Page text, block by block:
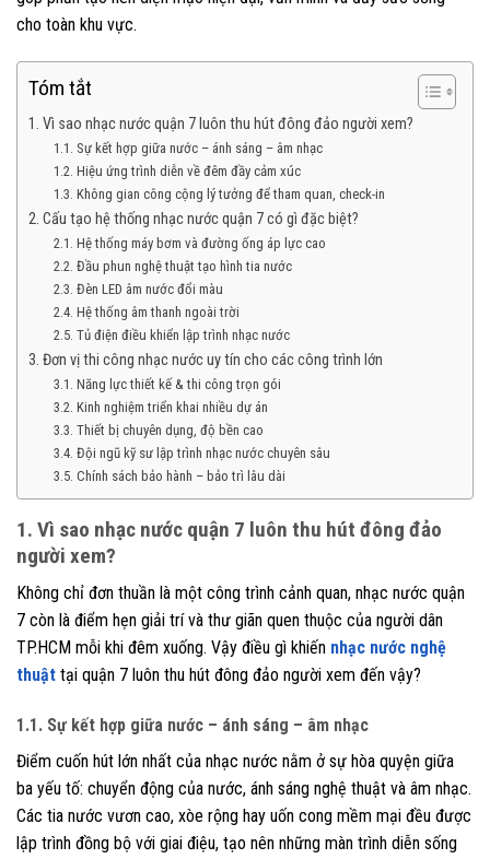
cho toàn khu vực.
Tóm tắt
1. Vì sao nhạc nước quận 7 luôn thu hút đông đảo người xem?
1.1. Sự kết hợp giữa nước – ánh sáng – âm nhạc
1.2. Hiệu ứng trình diễn về đêm đầy cảm xúc
1.3. Không gian công cộng lý tưởng để tham quan, check-in
2. Cấu tạo hệ thống nhạc nước quận 7 có gì đặc biệt?
2.1. Hệ thống máy bơm và đường ống áp lực cao
2.2. Đầu phun nghệ thuật tạo hình tia nước
2.3. Đèn LED âm nước đổi màu
2.4. Hệ thống âm thanh ngoài trời
2.5. Tủ điện điều khiển lập trình nhạc nước
3. Đơn vị thi công nhạc nước uy tín cho các công trình lớn
3.1. Năng lực thiết kế & thi công trọn gói
3.2. Kinh nghiệm triển khai nhiều dự án
3.3. Thiết bị chuyên dụng, độ bền cao
3.4. Đội ngũ kỹ sư lập trình nhạc nước chuyên sâu
3.5. Chính sách bảo hành – bảo trì lâu dài
1. Vì sao nhạc nước quận 7 luôn thu hút đông đảo
người xem?
Không chỉ đơn thuần là một công trình cảnh quan, nhạc nước quận
7 còn là điểm hẹn giải trí và thư giãn quen thuộc của người dân
TP.HCM mỗi khi đêm xuống. Vậy điều gì khiến nhạc nước nghệ
thuật tại quận 7 luôn thu hút đông đảo người xem đến vậy?
1.1. Sự kết hợp giữa nước – ánh sáng – âm nhạc
Điểm cuốn hút lớn nhất của nhạc nước nằm ở sự hòa quyện giữa
ba yếu tố: chuyển động của nước, ánh sáng nghệ thuật và âm nhạc.
Các tia nước vươn cao, xòe rộng hay uốn cong mềm mại đều được
lập trình đồng bộ với giai điệu, tạo nên những màn trình diễn sống